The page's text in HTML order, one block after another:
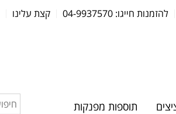
להזמנות חייגו: 04-9937570 קצת עלינו
תוספות מפנקות